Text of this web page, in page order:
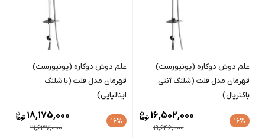
علم دوش دوکاره (یونیورست)
قهرمان مدل فلت (شلنگ آنتی
باکتریال)
16%
19,646,000
16,502,000
علم دوش دوکاره (یونیورست)
قهرمان مدل فلت (با شلنگ
ایتالیایی)
16%
21,637,000
18,175,000